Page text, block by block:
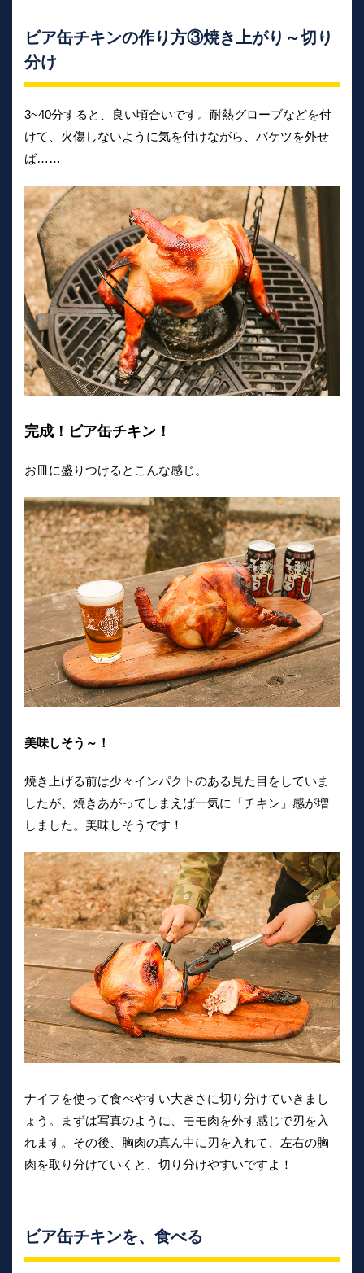
ビア缶チキンの作り方③焼き上がり～切り
分け
3~40分すると、良い頃合いです。耐熱グローブなどを付
けて、火傷しないように気を付けながら、バケツを外せ
ば……
完成！ビア缶チキン！
お皿に盛りつけるとこんな感じ。
美味しそう～！
焼き上げる前は少々インパクトのある見た目をしていま
したが、焼きあがってしまえば一気に「チキン」感が増
しました。美味しそうです！
ナイフを使って食べやすい大きさに切り分けていきまし
ょう。まずは写真のように、モモ肉を外す感じで刃を入
れます。その後、胸肉の真ん中に刃を入れて、左右の胸
肉を取り分けていくと、切り分けやすいですよ！
ビア缶チキンを、食べる